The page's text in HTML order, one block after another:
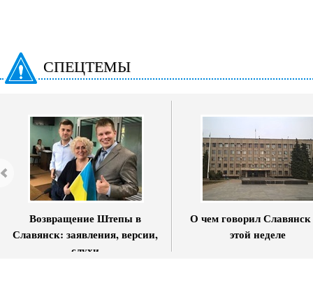
СПЕЦТЕМЫ
Возвращение Штепы в
Славянск: заявления, версии,
слухи
О чем говорил
этой неделе